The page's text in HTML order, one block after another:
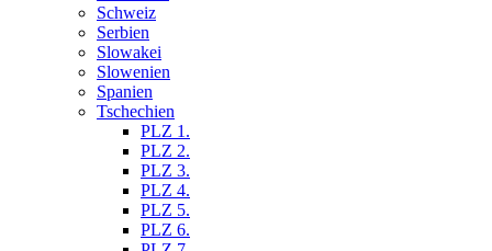
Schweiz
Serbien
Slowakei
Slowenien
Spanien
Tschechien
PLZ 1.
PLZ 2.
PLZ 3.
PLZ 4.
PLZ 5.
PLZ 6.